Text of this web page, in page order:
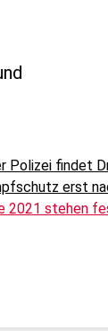
Polizei findet
erst
2021 stehen